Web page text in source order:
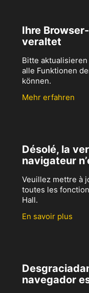
Ihre
veraltet
Bitte
alle Funktionen
können.
Mehr erfahren
Désolé, la
navigateur
Veuillez mettre à
toutes les
Hall.
En savoir plus
navegador